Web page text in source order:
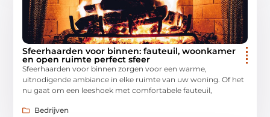
Sfeerhaarden voor binnen: fauteuil, woonkamer
en open ruimte perfect sfeer
Sfeerhaarden voor binnen zorgen voor een warme,
uitnodigende ambiance in elke ruimte van uw woning. Of het
nu gaat om een leeshoek met comfortabele fauteuil,
Bedrijven